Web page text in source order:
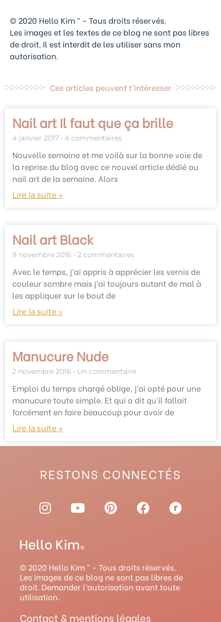
© 2020 Hello Kim ™ – Tous droits réservés.
Les images et les textes de ce blog ne sont pas libres
de droit. Il est interdit de les utiliser sans mon
autorisation.
Ces articles peuvent t'intéresser
Nail art Il faut que ça brille
4 janvier 2017 4 commentaires
Nouvelle semaine et me voilà sur la bonne voie de
la reprise du blog avec ce nouvel article dédié au
nail art de la semaine. Alors
Lire la suite »
Nail art Black
9 novembre 2016 2 commentaires
Avec le temps, j’ai appris à apprécier les vernis de
couleur sombre mais j’ai toujours autant de mal à
les appliquer sur le bout de
Lire la suite »
Manucure Nude
2 novembre 2016 Un commentaire
Emploi du temps chargé oblige, j’ai opté pour une
manucure toute simple. Et qui a dit qu’il fallait
forcément en faire beaucoup pour avoir de
Lire la suite »
RESTONS CONNECTÉS
I
n
a
g
r
a
m
Y
o
u
b
e
P
i
r
e
s
F
a
o
o
k
R
a
y
© 2020 Hello Kim ™ – Tous droits réservés.
Les images de ce blog ne sont pas libres de
droit. Demander l’autorisation avant toute
utilisation.
Contact & mentions légales